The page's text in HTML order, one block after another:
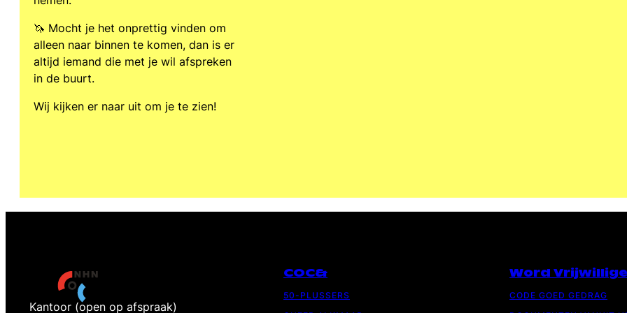
🦄 Mocht je het onprettig vinden om
alleen naar binnen te komen, dan is er
altijd iemand die met je wil afspreken
in de buurt.
Wij kijken er naar uit om je te zien!
Kantoor (open op afspraak)
COC&
50-PLUSSERS
Word
CODE GOED GEDRAG